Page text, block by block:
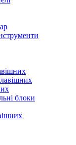
блоки